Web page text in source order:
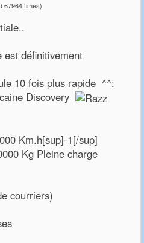
67964 times)
est définitivement
10 fois plus rapide ^^:
Discovery
Km.h[sup]-1[/sup]
Kg Pleine charge
courriers)